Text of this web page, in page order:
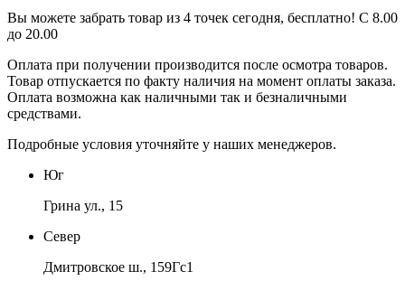
Вы можете забрать товар из 4 точек сегодня, бесплатно! С 8.00
до 20.00
Оплата при получении производится после осмотра товаров.
Товар отпускается по факту наличия на момент оплаты заказа.
Оплата возможна как наличными так и безналичными
средствами.
Подробные условия уточняйте у наших менеджеров.
Юг
Грина ул., 15
Север
Дмитровское ш., 159Гс1